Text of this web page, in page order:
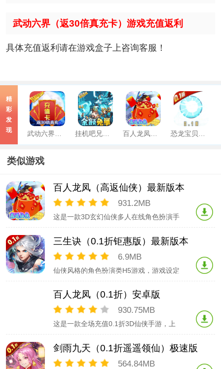
武动六界（返30倍真充卡）游戏充值返利
具体充值返利请在游戏盒子上咨询客服！
精
彩
发
现
武动六界（返30倍真充卡）精简版 挂机吧兄弟（余额无限代充）手游 百人龙凤（高返仙侠）最新版本 恐龙宝贝神奇之旅（0.1折无限开球）中文版
类似游戏
百人龙凤（高返仙侠）最新版本
931.2MB
这是一款3D玄幻仙侠多人在线角色扮演手
198元充值卡*4，【紫狐·仙尊】时装*1，
【紫狐·灵狐】坐骑*1。血池*2，经验副本
券*18，高级经验符*16，99999银两。三
三生诀（0.1折钜惠版）最新版本
6.9MB
仙侠风格的角色扮演类H5游戏，游戏设定
素。游戏中存在着丰富的冒险玩法和挑战
副本，你需要灵活运用技能、装备、宠物
和队友之间的配合来获得胜利。游戏非常
立派、结婚生子。
百人龙凤（0.1折）安卓版
930.75MB
这是一款全场充值0.1折3D仙侠手游，上
不同职业各显特色，特色坐骑和战翼自由
搭配多种梦幻皮肤，多种Q萌灵童伴随主
人出战，神兵利器尽在副本任务唾手可
剑雨九天（0.1折遥遥领仙）极速版
564.84MB